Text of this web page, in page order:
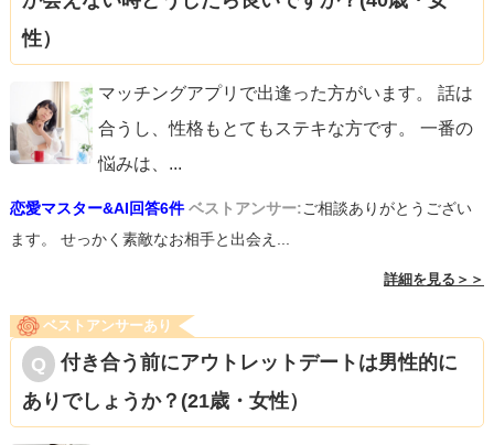
性）
マッチングアプリで出逢った方がいます。 話は
合うし、性格もとてもステキな方です。 一番の
悩みは、 ...
恋愛マスター&AI回答6件 ベストアンサー:ご相談ありがとうござい
ます。 せっかく素敵なお相手と出会え...
詳細を見る＞＞
ベストアンサーあり
付き合う前にアウトレットデートは男性的に
ありでしょうか？(21歳・女性）